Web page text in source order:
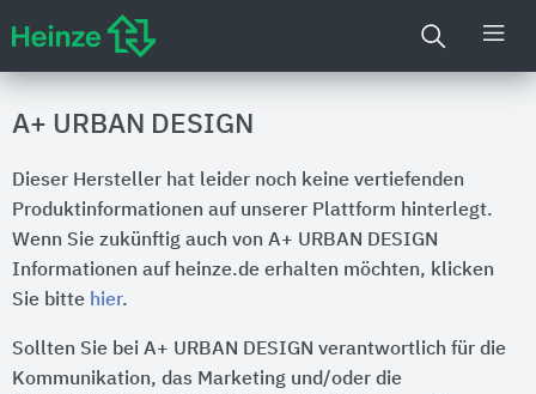
A+ URBAN DESIGN
Dieser Hersteller hat leider noch keine vertiefenden
Produktinformationen auf unserer Plattform hinterlegt.
Wenn Sie zukünftig auch von A+ URBAN DESIGN
Informationen auf heinze.de erhalten möchten, klicken
Sie bitte hier.
Sollten Sie bei A+ URBAN DESIGN verantwortlich für die
Kommunikation, das Marketing und/oder die